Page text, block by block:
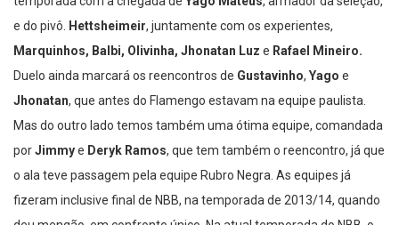
temporada com a chegada de Yago Mateus, armador da seleção,
e do pivô. Hettsheimeir, juntamente com os experientes,
Marquinhos, Balbi, Olivinha, Jhonatan Luz e Rafael Mineiro.
Duelo ainda marcará os reencontros de Gustavinho, Yago e
Jhonatan, que antes do Flamengo estavam na equipe paulista.
Mas do outro lado temos também uma ótima equipe, comandada
por Jimmy e Deryk Ramos, que tem também o reencontro, já que
o ala teve passagem pela equipe Rubro Negra. As equipes já
fizeram inclusive final de NBB, na temporada de 2013/14, quando